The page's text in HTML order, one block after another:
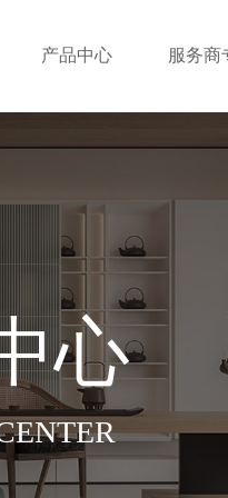
产品中心 服务商
心